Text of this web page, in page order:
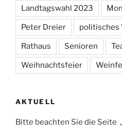
Landtagswahl 2023
Peter Dreier politisches
Rathaus Senioren
Weihnachtsfeier
AKTUELL
Bitte beachten Sie die Seite